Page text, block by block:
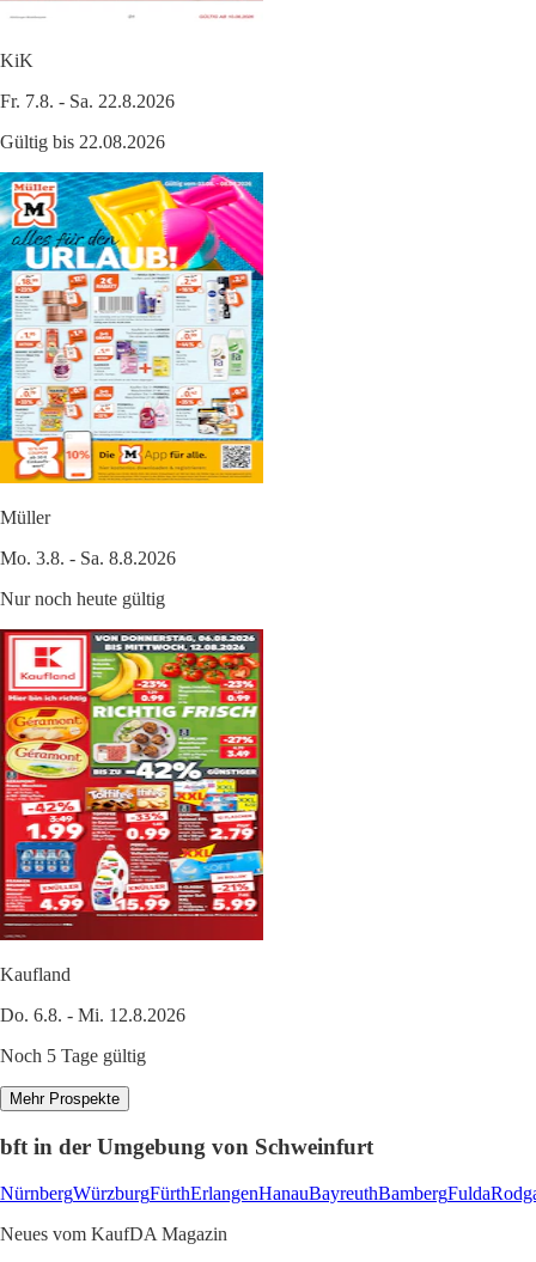
KiK
Fr. 7.8. - Sa. 22.8.2026
Gültig bis 22.08.2026
Müller
Mo. 3.8. - Sa. 8.8.2026
Nur noch heute gültig
Kaufland
Do. 6.8. - Mi. 12.8.2026
Noch 5 Tage gültig
Mehr Prospekte
bft in der Umgebung von Schweinfurt
NürnbergWürzburgFürthErlangenHanauBayreuthBambergFulda
Neues vom KaufDA Magazin